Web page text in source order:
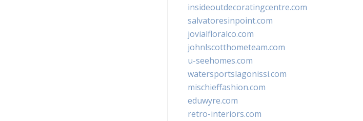
insideoutdecoratingcentre.com
salvatoresinpoint.com
jovialfloralco.com
johnlscotthometeam.com
u-seehomes.com
watersportslagonissi.com
mischieffashion.com
eduwyre.com
retro-interiors.com